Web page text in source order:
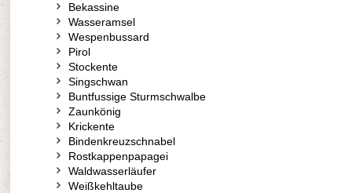
Bekassine
Wasseramsel
Wespenbussard
Pirol
Stockente
Singschwan
Buntfussige Sturmschwalbe
Zaunkönig
Krickente
Bindenkreuzschnabel
Rostkappenpapagei
Waldwasserläufer
Weißkehltaube